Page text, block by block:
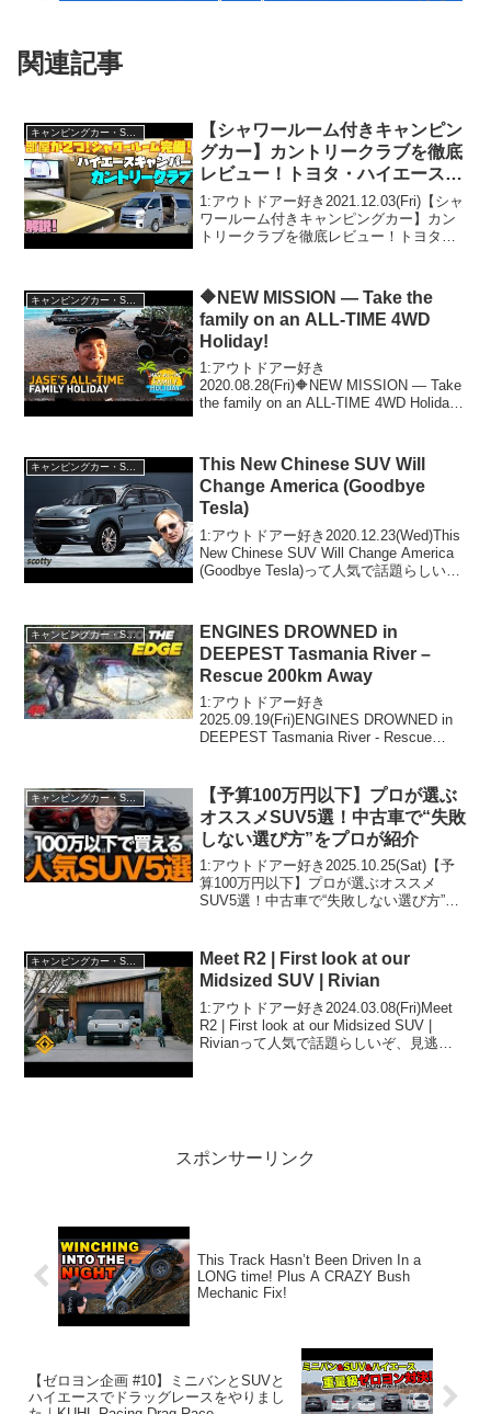
関連記事
キャンピングカー・SUV人気車種
【シャワールーム付きキャンピン
グカー】カントリークラブを徹底
レビュー！トヨタ・ハイエース・
スーパーロングベース、バンコン
の老舗レクビィが誇るハイエンド
バンコン！道の駅巡りや車中泊の
1:アウトドアー好き2021.12.03(Fri)【シャ
ワールーム付きキャンピングカー】カン
トリークラブを徹底レビュー！トヨタ・
バンコン！道の駅巡りや車中泊の旅に最
適！...
🔶NEW MISSION — Take the
family on an ALL-TIME 4WD
Holiday!
1:アウトドアー好き
2020.08.28(Fri)🔶NEW MISSION — Take
the family on an ALL-TIME 4WD Holiday!
キャンピングカー・SUV人気車種
This New Chinese SUV Will
Change America (Goodbye
Tesla)
1:アウトドアー好き2020.12.23(Wed)This
New Chinese SUV Will Change America
(Goodbye Tesla)って人気で話題らしい
キャンピングカー・SUV人気車種
ENGINES DROWNED in
DEEPEST Tasmania River –
Rescue 200km Away
1:アウトドアー好き
2025.09.19(Fri)ENGINES DROWNED in
DEEPEST Tasmania River - Rescue
2025...
キャンピングカー・SUV人気車種
【予算100万円以下】プロが選ぶ
オススメSUV5選！中古車で“失敗
しない選び方”をプロが紹介
1:アウトドアー好き2025.10.25(Sat)【予
算100万円以下】プロが選ぶオススメ
SUV5選！中古車で“失敗しない選び方”を
2025.10.25(S...
キャンピングカー・SUV人気車種
Meet R2 | First look at our
Midsized SUV | Rivian
1:アウトドアー好き2024.03.08(Fri)Meet
R2 | First look at our Midsized SUV |
Rivianって人気で話題らしいぞ、見逃さ
スポンサーリンク
This Track Hasn’t Been Driven In a
LONG time! Plus A CRAZY Bush
Mechanic Fix!
【ゼロヨン企画 #10】ミニバンとSUVと
ハイエースでドラッグレースをやりまし